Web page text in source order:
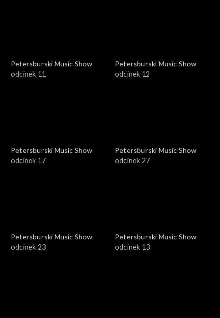
Petersburski Music Show
odcinek 11
Petersburski Music Show
odcinek 12
Petersburski Music Show
odcinek 17
Petersburski Music Show
odcinek 27
Petersburski Music Show
odcinek 23
Petersburski Music Show
odcinek 13